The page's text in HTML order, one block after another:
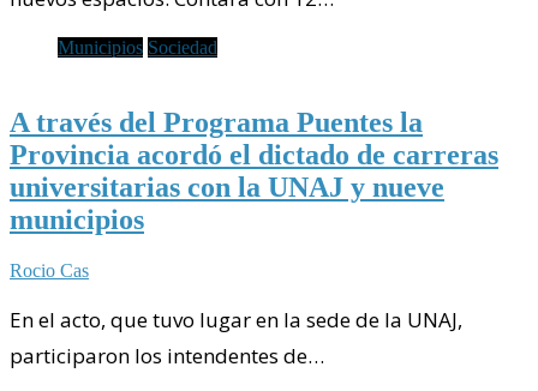
Municipios Sociedad
A través del Programa Puentes la
Provincia acordó el dictado de carreras
universitarias con la UNAJ y nueve
municipios
Rocio Cas
En el acto, que tuvo lugar en la sede de la UNAJ,
participaron los intendentes de…